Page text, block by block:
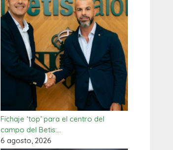
Fichaje ‘top’ para el centro del
campo del Betis:…
6 agosto, 2026